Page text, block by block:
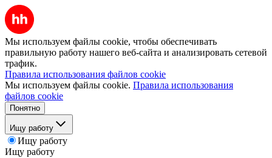
Мы используем файлы cookie, чтобы обеспечивать
правильную работу нашего веб-сайта и анализировать сетевой
трафик.
Правила использования файлов cookie
Мы используем файлы cookie. Правила использования
файлов cookie
Понятно
Ищу работу
Ищу работу
Ищу работу